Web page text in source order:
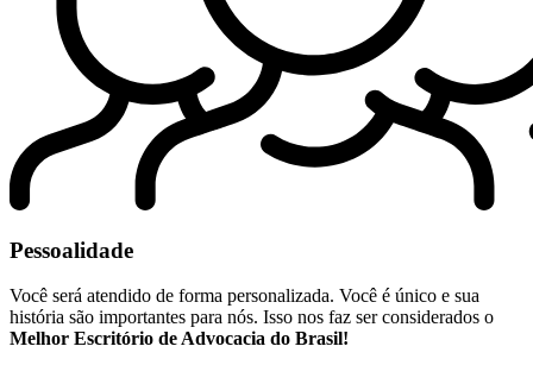
Pessoalidade
Você será atendido de forma personalizada. Você é único e sua
história são importantes para nós. Isso nos faz ser considerados o
Melhor Escritório de Advocacia do Brasil!